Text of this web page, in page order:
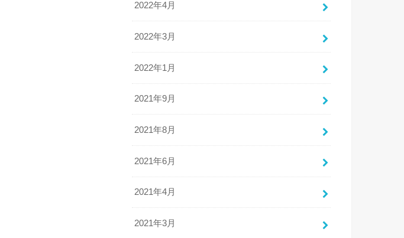
2022年4月
2022年3月
2022年1月
2021年9月
2021年8月
2021年6月
2021年4月
2021年3月